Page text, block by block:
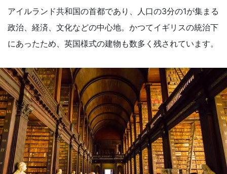
アイルランド共和国の首都であり、人口の3分の1が集まる
政治、経済、文化などの中心地。かつてイギリスの統治下
にあったため、英国様式の建物も数多く残されています。